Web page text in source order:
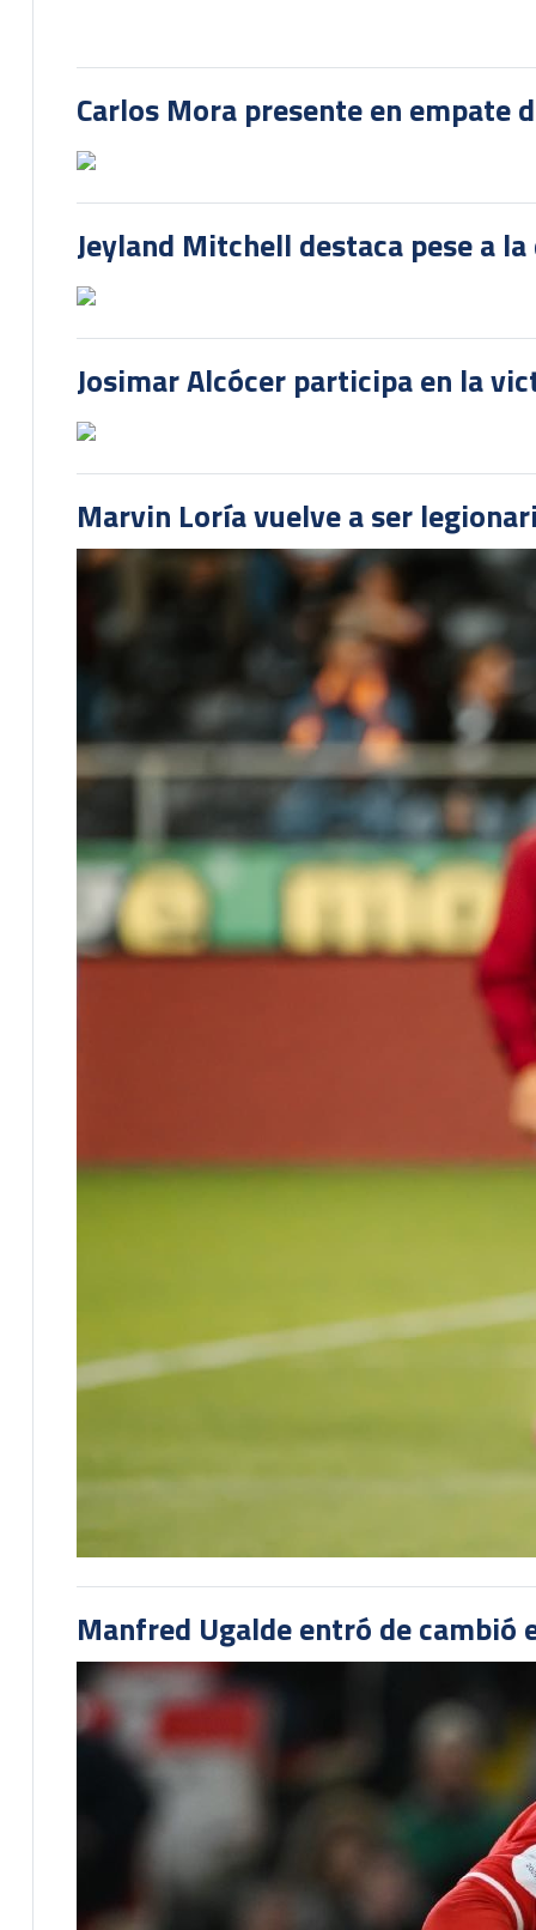
Carlos Mora presente en empate
Jeyland Mitchell destaca pese a
Josimar Alcócer participa en la
Marvin Loría vuelve a ser
Manfred Ugalde entró de cambió